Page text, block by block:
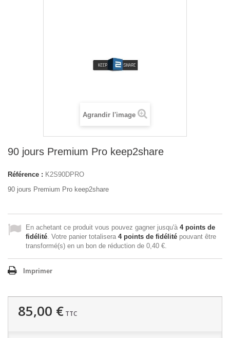
Agrandir l'image
90 jours Premium Pro keep2share
Référence : K2S90DPRO
90 jours Premium Pro keep2share
En achetant ce produit vous pouvez gagner jusqu'à 4points de
fidélité. Votre panier totalisera 4points de fidélité pouvant être
transformé(s) en un bon de réduction de 0,40 €.
Imprimer
85,00 € TTC